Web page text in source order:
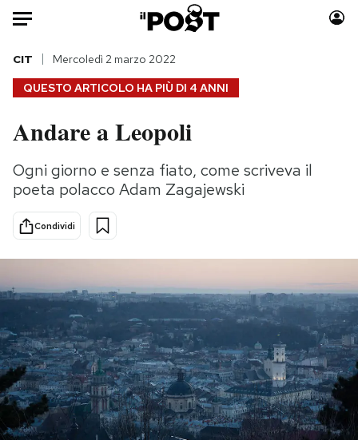
HOME
Italia
Politica
Tecnologia
Internet
Economia
Sport
Consumismi
Storie/Idee
Altrecose
Mondiali calcio 2026
PODCAST
QUESTO ARTICOLO HA PIÙ DI 4 ANNI
CIT Mercoledì 2 marzo 2022
Andare a Leopoli
Ogni giorno e senza fiato, come scriveva il
poeta polacco Adam Zagajewski
Condividi